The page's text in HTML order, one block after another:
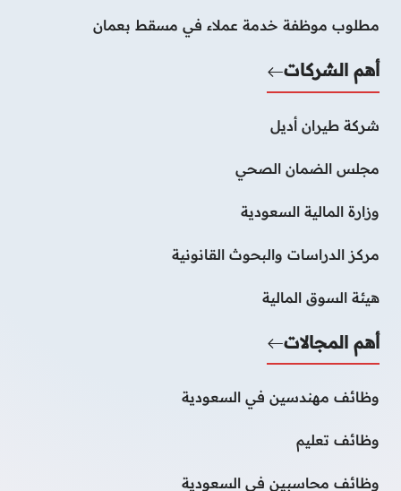
مطلوب موظفة خدمة عملاء في مسقط بعمان
أهم الشركات
شركة طيران أديل
مجلس الضمان الصحي
وزارة المالية السعودية
مركز الدراسات والبحوث القانونية
هيئة السوق المالية
أهم المجالات
وظائف مهندسين في السعودية
وظائف تعليم
وظائف محاسبين فى السعودية